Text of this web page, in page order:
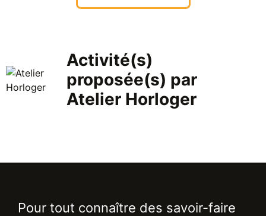
Activité(s)
proposée(s) par
Atelier Horloger
Pour tout connaître des savoir-faire